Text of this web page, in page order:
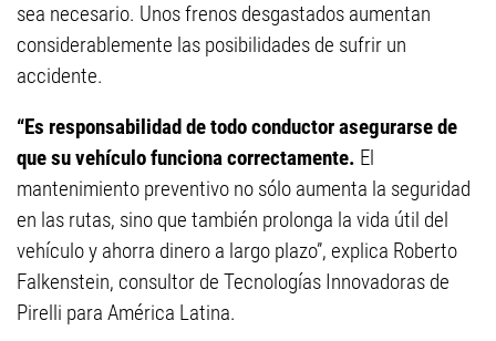
sea necesario. Unos frenos desgastados aumentan
considerablemente las posibilidades de sufrir un
accidente.
“Es responsabilidad de todo conductor asegurarse de
que su vehículo funciona correctamente. El
mantenimiento preventivo no sólo aumenta la seguridad
en las rutas, sino que también prolonga la vida útil del
vehículo y ahorra dinero a largo plazo”, explica Roberto
Falkenstein, consultor de Tecnologías Innovadoras de
Pirelli para América Latina.